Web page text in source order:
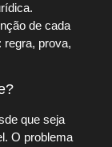
de cada
regra, prova,
que seja
O problema